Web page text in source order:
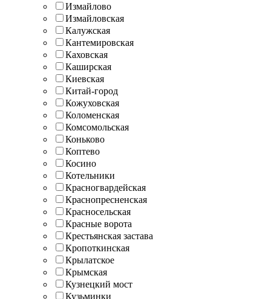
Измайлово
Измайловская
Калужская
Кантемировская
Каховская
Каширская
Киевская
Китай-город
Кожуховская
Коломенская
Комсомольская
Коньково
Коптево
Косино
Котельники
Красногвардейская
Краснопресненская
Красносельская
Красные ворота
Крестьянская застава
Кропоткинская
Крылатское
Крымская
Кузнецкий мост
Кузьминки